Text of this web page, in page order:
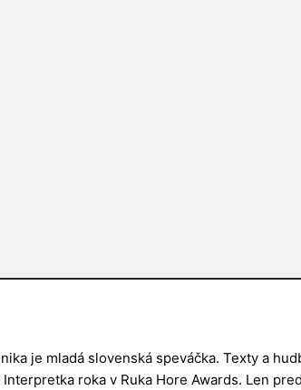
je mladá slovenská speváčka. Texty a
roka v Ruka Hore Awards. Len